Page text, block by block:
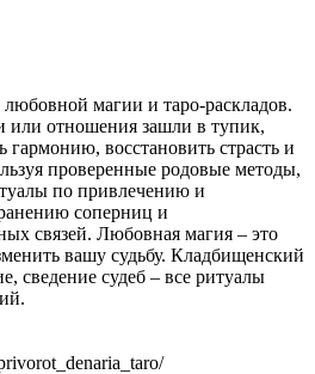
магии и таро-раскладов.
или отношения зашли в тупик,
восстановить страсть и
проверенные родовые методы,
по привлечению и
соперниц и
связей. Любовная магия – это
вашу судьбу. Кладбищенский
сведение судеб – все ритуалы